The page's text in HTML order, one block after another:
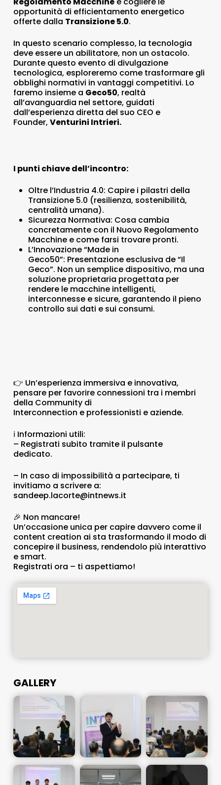
opportunità di efficientamento energetico
offerte dalla Transizione 5.0.
In questo scenario complesso, la tecnologia
deve essere un abilitatore, non un ostacolo.
Durante questo evento di divulgazione
tecnologica, esploreremo come trasformare gli
obblighi normativi in vantaggi competitivi. Lo
faremo insieme a Geco50, realtà
all’avanguardia nel settore, guidati
dall’esperienza diretta del suo CEO e
Founder, Venturini Intrieri.
I punti chiave dell’incontro:
Oltre l’Industria 4.0: Capire i pilastri della
Transizione 5.0 (resilienza, sostenibilità,
centralità umana).
Sicurezza Normativa: Cosa cambia
concretamente con il Nuovo Regolamento
Macchine e come farsi trovare pronti.
L’Innovazione “Made in
Geco50”: Presentazione esclusiva de “Il
Geco”. Non un semplice dispositivo, ma una
soluzione proprietaria progettata per
rendere le macchine intelligenti,
interconnesse e sicure, garantendo il pieno
controllo sui dati e sui consumi.
👉 Un’esperienza immersiva e innovativa,
pensare per favorire connessioni tra i membri
della Community di
Interconnection e professionisti e aziende.
ℹ️ Informazioni utili:
– Registrati subito tramite il pulsante
dedicato.
– In caso di impossibilità a partecipare, ti
invitiamo a scrivere a:
sandeep.lacorte@intnews.it
🎉 Non mancare!
Un’occasione unica per capire davvero come il
content creation ai sta trasformando il modo di
concepire il business, rendendolo più interattivo
e smart.
Registrati ora – ti aspettiamo!
GALLERY